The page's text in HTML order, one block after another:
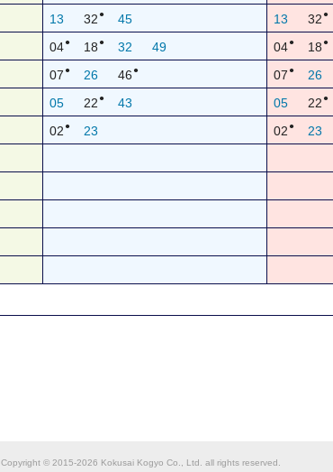
13 32 ● 45 13 32 ●
04● 18 ● 32 49 04● 18 ●
07 ● 26 46 ● 07 ● 26
05 22 ● 43 05 22 ●
02 ● 23 02 ●
23
Copyright © 2015-2026 Kokusai Kogyo Co., Ltd. all rights reserved.